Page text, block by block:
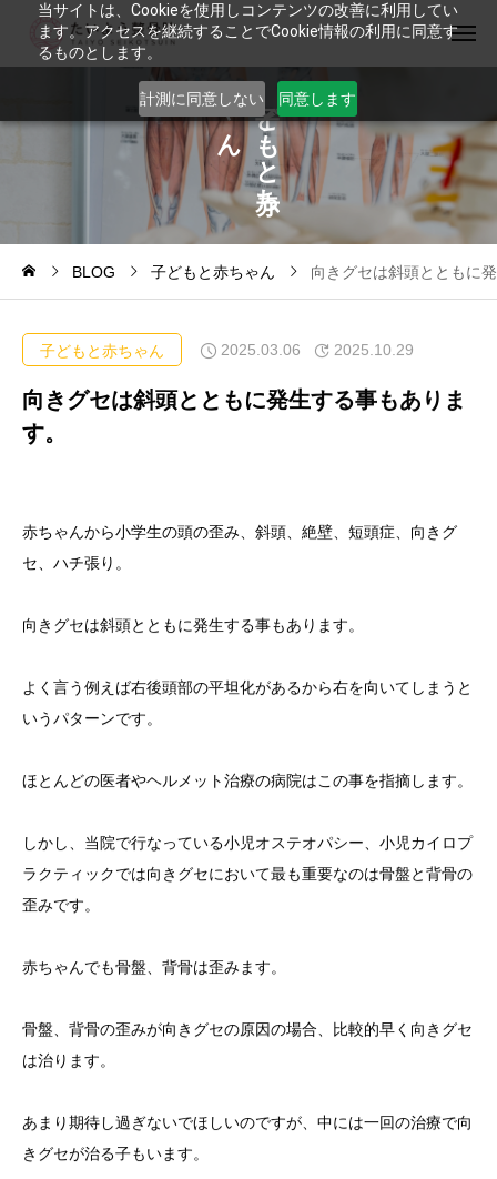
当サイトは、Cookieを使用しコンテンツの改善に利用してい
ます。アクセスを継続することでCookie情報の利用に同意す
るものとします。
計測に同意しない 同意します
ど
も
と
ち
ゃ
ん
BLOG 子どもと赤ちゃん 向きグセは斜頭とともに
子どもと赤ちゃん 2025.03.06 2025.10.29
向きグセは斜頭とともに発生する事もありま
す。
赤ちゃんから小学生の頭の歪み、斜頭、絶壁、短頭症、向きグ
セ、ハチ張り。
向きグセは斜頭とともに発生する事もあります。
よく言う例えば右後頭部の平坦化があるから右を向いてしまうと
いうパターンです。
ほとんどの医者やヘルメット治療の病院はこの事を指摘します。
しかし、当院で行なっている小児オステオパシー、小児カイロプ
ラクティックでは向きグセにおいて最も重要なのは骨盤と背骨の
歪みです。
赤ちゃんでも骨盤、背骨は歪みます。
骨盤、背骨の歪みが向きグセの原因の場合、比較的早く向きグセ
は治ります。
あまり期待し過ぎないでほしいのですが、中には一回の治療で向
きグセが治る子もいます。